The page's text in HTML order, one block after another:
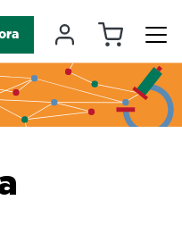
Il mioCarrello